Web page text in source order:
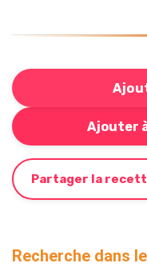
Ajouter
Bouton pour
Partager la
Recherche dans